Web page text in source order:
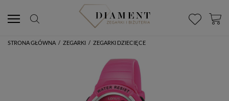
STRONA GŁÓWNA / ZEGARKI / ZEGARKI DZIECIĘCE